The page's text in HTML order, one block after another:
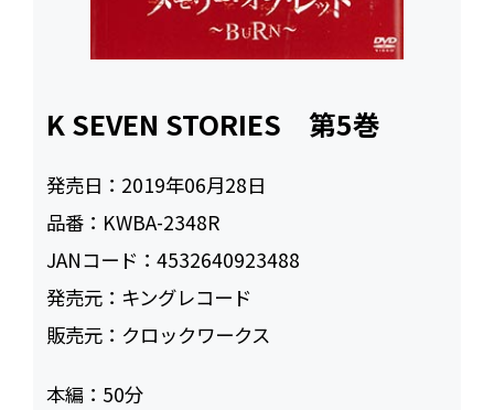
K SEVEN STORIES 第5巻
発売日： 2019年06月28日
品番： KWBA-2348R
JANコード：4532640923488
発売元： キングレコード
販売元： クロックワークス
本編： 50